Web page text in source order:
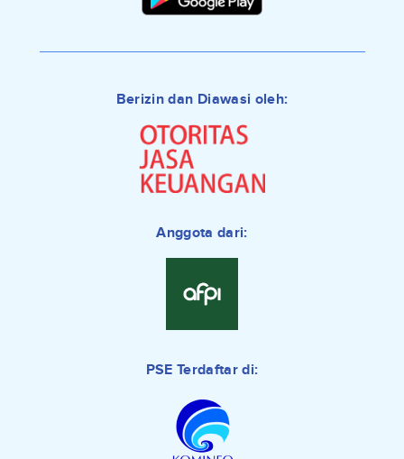
Berizin dan Diawasi oleh:
Anggota dari:
PSE Terdaftar di: